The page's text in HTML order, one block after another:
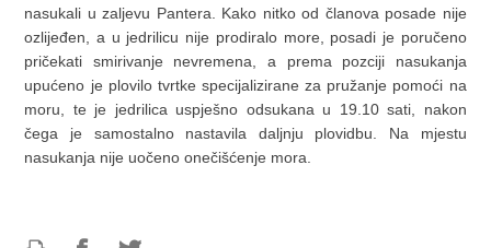
nasukali u zaljevu Pantera. Kako nitko od članova posade nije
ozlijeđen, a u jedrilicu nije prodiralo more, posadi je poručeno
pričekati smirivanje nevremena, a prema pozciji nasukanja
upućeno je plovilo tvrtke specijalizirane za pružanje pomoći na
moru, te je jedrilica uspješno odsukana u 19.10 sati, nakon
čega je samostalno nastavila daljnju plovidbu. Na mjestu
nasukanja nije uočeno onečišćenje mora.